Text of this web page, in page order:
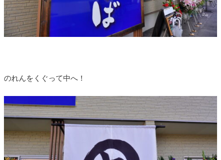
のれんをくぐって中へ！